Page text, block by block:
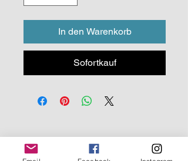
In den Warenkorb
Sofortkauf